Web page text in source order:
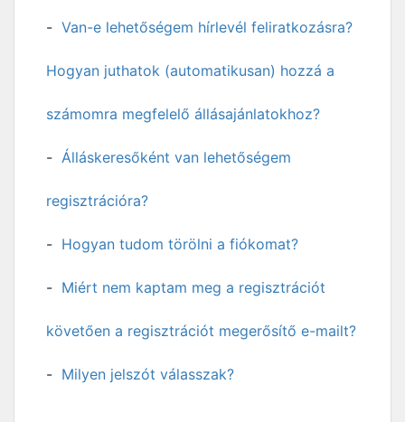
Van-e lehetőségem hírlevél feliratkozásra?
Hogyan juthatok (automatikusan) hozzá a
számomra megfelelő állásajánlatokhoz?
Álláskeresőként van lehetőségem
regisztrációra?
Hogyan tudom törölni a fiókomat?
Miért nem kaptam meg a regisztrációt
követően a regisztrációt megerősítő e-mailt?
Milyen jelszót válasszak?